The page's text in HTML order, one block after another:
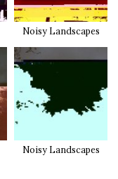
Noisy Landscapes
Noisy Landscapes